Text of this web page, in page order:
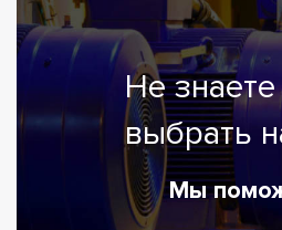
Не
выбрать
Мы